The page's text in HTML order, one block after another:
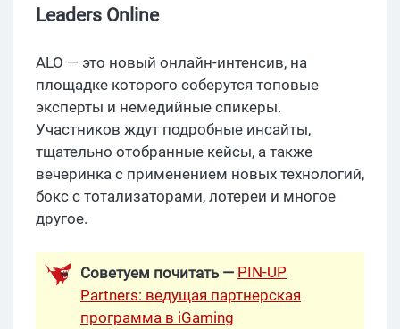
Leaders Online
ALO — это новый онлайн-интенсив, на
площадке которого соберутся топовые
эксперты и немедийные спикеры.
Участников ждут подробные инсайты,
тщательно отобранные кейсы, а также
вечеринка с применением новых технологий,
бокс с тотализаторами, лотереи и многое
другое.
Советуем почитать — PIN-UP
Partners: ведущая партнерская
программа в iGaming